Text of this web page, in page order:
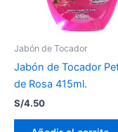
Jabón de Tocador
Jabón de Tocador
de Rosa 415ml.
S/4.50